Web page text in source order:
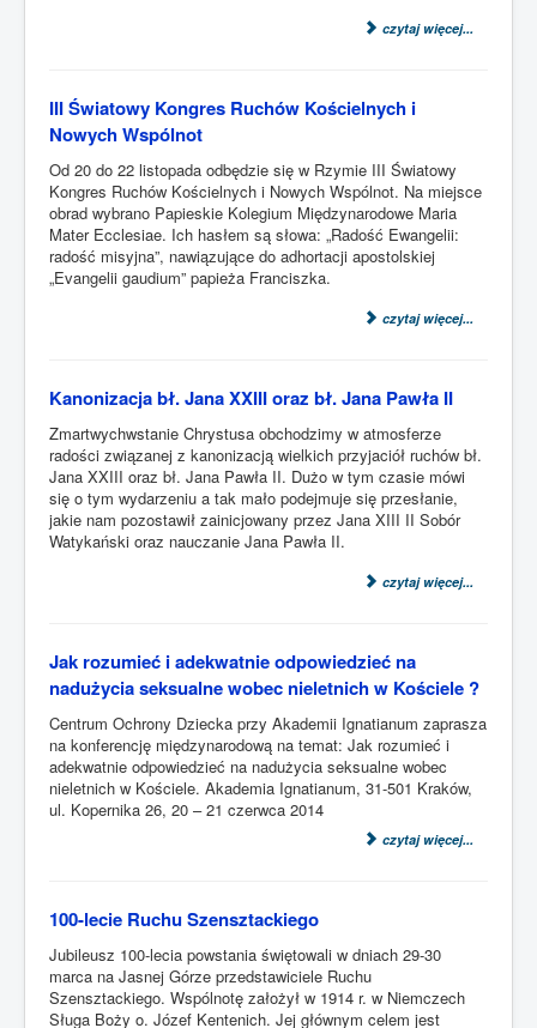
czytaj więcej...
III Światowy Kongres Ruchów Kościelnych i
Nowych Wspólnot
Od 20 do 22 listopada odbędzie się w Rzymie III Światowy
Kongres Ruchów Kościelnych i Nowych Wspólnot. Na miejsce
obrad wybrano Papieskie Kolegium Międzynarodowe Maria
Mater Ecclesiae. Ich hasłem są słowa: „Radość Ewangelii:
radość misyjna”, nawiązujące do adhortacji apostolskiej
„Evangelii gaudium” papieża Franciszka.
czytaj więcej...
Kanonizacja bł. Jana XXIII oraz bł. Jana Pawła II
Zmartwychwstanie Chrystusa obchodzimy w atmosferze
radości związanej z kanonizacją wielkich przyjaciół ruchów bł.
Jana XXIII oraz bł. Jana Pawła II. Dużo w tym czasie mówi
się o tym wydarzeniu a tak mało podejmuje się przesłanie,
jakie nam pozostawił zainicjowany przez Jana XIII II Sobór
Watykański oraz nauczanie Jana Pawła II.
czytaj więcej...
Jak rozumieć i adekwatnie odpowiedzieć na
nadużycia seksualne wobec nieletnich w Kościele ?
Centrum Ochrony Dziecka przy Akademii Ignatianum zaprasza
na konferencję międzynarodową na temat: Jak rozumieć i
adekwatnie odpowiedzieć na nadużycia seksualne wobec
nieletnich w Kościele. Akademia Ignatianum, 31-501 Kraków,
ul. Kopernika 26, 20 – 21 czerwca 2014
czytaj więcej...
100-lecie Ruchu Szensztackiego
Jubileusz 100-lecia powstania świętowali w dniach 29-30
marca na Jasnej Górze przedstawiciele Ruchu
Szensztackiego. Wspólnotę założył w 1914 r. w Niemczech
Sługa Boży o. Józef Kentenich. Jej głównym celem jest